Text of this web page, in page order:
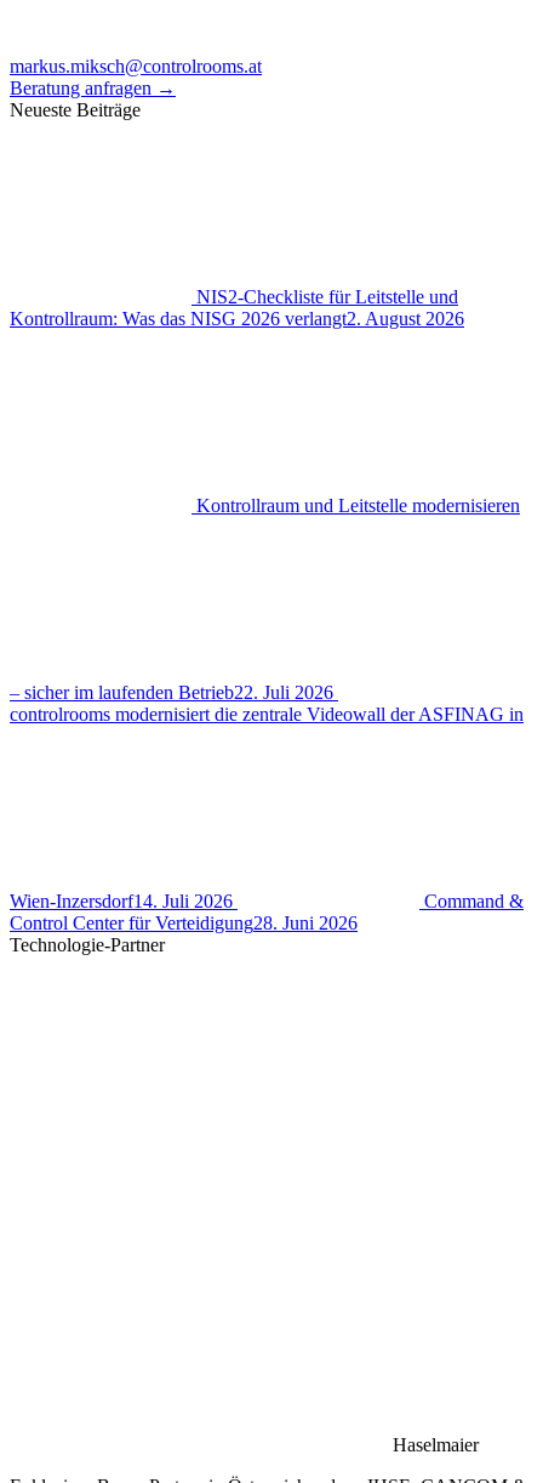
markus.miksch@controlrooms.at
Beratung anfragen →
Neueste Beiträge
NIS2-Checkliste für Leitstelle und
Kontrollraum: Was das NISG 2026 verlangt2. August 2026
Kontrollraum und Leitstelle modernisieren
– sicher im laufenden Betrieb22. Juli 2026
controlrooms modernisiert die zentrale Videowall der ASFINAG in
Wien-Inzersdorf14. Juli 2026
Command &
Control Center für Verteidigung28. Juni 2026
Technologie-Partner
Haselmaier